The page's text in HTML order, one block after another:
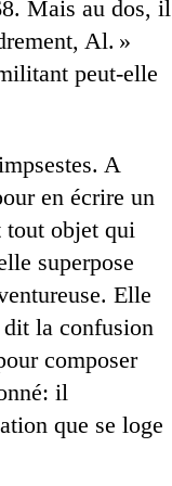
Mais au dos, il
Al. »
peut-elle
A
en écrire un
tout objet qui
superpose
Elle
dit la confusion
composer
il
que se loge